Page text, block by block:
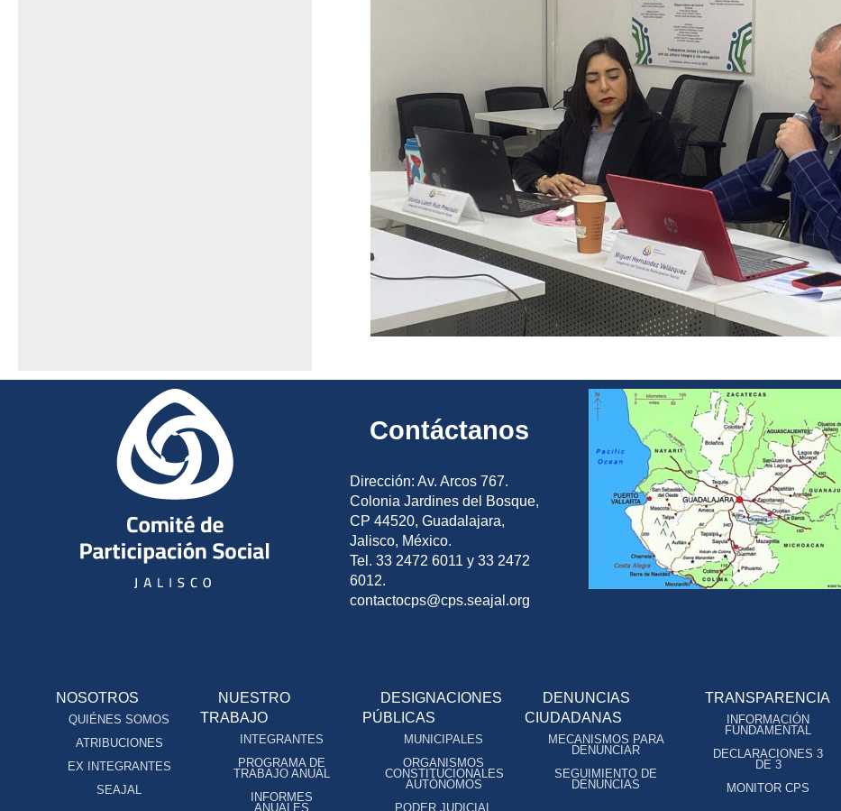
Contáctanos
Dirección: Av. Arcos 767.
Colonia Jardines del Bosque,
CP 44520, Guadalajara,
Jalisco, México.
Tel. 33 2472 6011 y 33 2472
6012.
contactocps@cps.seajal.org
NOSOTROS
QUIÉNES SOMOS
ATRIBUCIONES
EX INTEGRANTES
SEAJAL
NUESTRO
TRABAJO
INTEGRANTES
PROGRAMA DE
TRABAJO ANUAL
INFORMES
ANUALES
DESIGNACIONES
PÚBLICAS
MUNICIPALES
ORGANISMOS
CONSTITUCIONALES
AUTÓNOMOS
PODER JUDICIAL
DENUNCIAS
CIUDADANAS
MECANISMOS PARA
DENUNCIAR
SEGUIMIENTO DE
DENUNCIAS
TRANSPARENCIA
INFORMACIÓN
FUNDAMENTAL
DECLARACIONES 3
DE 3
MONITOR CPS